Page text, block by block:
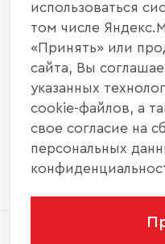
НАШИ КОНТАКТЫ
+7 800 700 20
440004, г.
info@interier-
2026 © ООО
использоваться
том числе
«Принять» или
сайта, Вы
указанных
cookie-файлов, а
свое согласие на
персональных